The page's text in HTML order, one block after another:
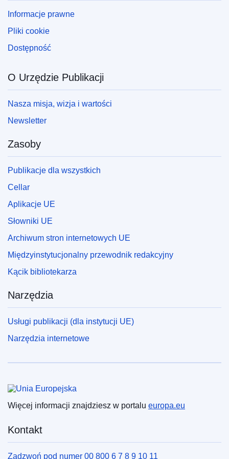
Informacje prawne
Pliki cookie
Dostępność
O Urzędzie Publikacji
Nasza misja, wizja i wartości
Newsletter
Zasoby
Publikacje dla wszystkich
Cellar
Aplikacje UE
Słowniki UE
Archiwum stron internetowych UE
Międzyinstytucjonalny przewodnik redakcyjny
Kącik bibliotekarza
Narzędzia
Usługi publikacji (dla instytucji UE)
Narzędzia internetowe
Unia Europejska
Więcej informacji znajdziesz w portalu europa.eu
Kontakt
Zadzwoń pod numer 00 800 6 7 8 9 10 11